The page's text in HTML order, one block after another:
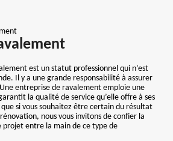
est un statut professionnel qui n’est
Il y a une grande responsabilité à assurer
entreprise de ravalement emploie une
la qualité de service qu’elle offre à ses
si vous souhaitez être certain du résultat
nous vous invitons de confier la
entre la main de ce type de